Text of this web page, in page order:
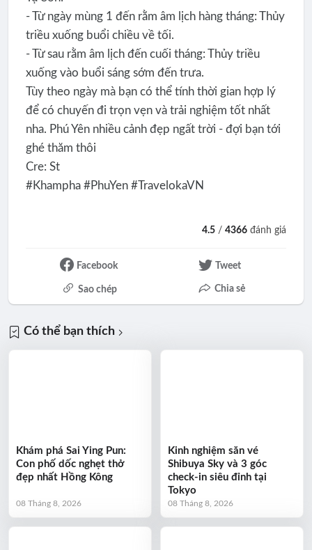
- Từ ngày mùng 1 đến rằm âm lịch hàng tháng: Thủy
triều xuống buổi chiều về tối.
- Từ sau rằm âm lịch đến cuối tháng: Thủy triều
xuống vào buổi sáng sớm đến trưa.
Tùy theo ngày mà bạn có thể tính thời gian hợp lý
để có chuyến đi trọn vẹn và trải nghiệm tốt nhất
nha. Phú Yên nhiều cảnh đẹp ngất trời - đợi bạn tới
ghé thăm thôi
Cre: St
#Khampha #PhuYen #TravelokaVN
4.5 /4366 đánh giá
Facebook Tweet
Sao chép Chia sẻ
Có thể bạn thích
Khám phá Sai Ying Pun:
Con phố dốc nghẹt thở
đẹp nhất Hồng Kông
08 Tháng 8, 2026
Kinh nghiệm săn vé
Shibuya Sky và 3 góc
check-in siêu đỉnh tại
Tokyo
08 Tháng 8, 2026